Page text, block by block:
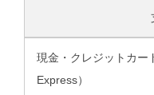
現金・クレジットカー
Express）